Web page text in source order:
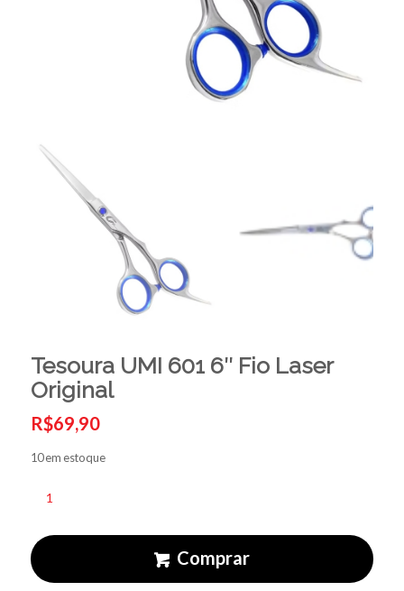
Tesoura UMI 601 6″ Fio Laser
Original
R$69,90
10 em estoque
Comprar